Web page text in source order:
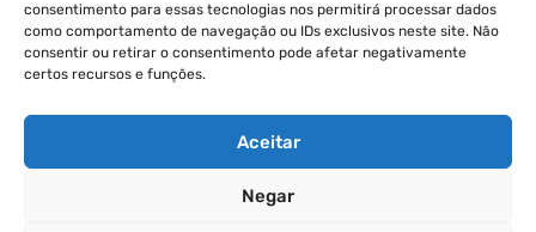
consentimento para essas tecnologias nos permitirá processar dados
como comportamento de navegação ou IDs exclusivos neste site. Não
consentir ou retirar o consentimento pode afetar negativamente
certos recursos e funções.
Aceitar
Negar
E Tao Simples
TENDÊNCIAS TECH
Por Que Eu Deveria
Escolher Um Notebook